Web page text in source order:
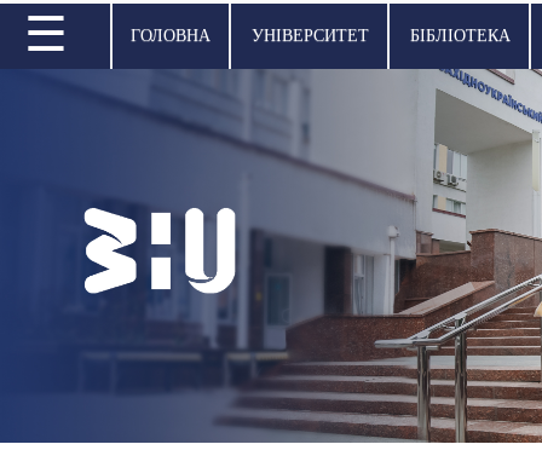
МІЖНАРОДНА ДІЯЛЬНІСТЬ
ВСТУПНА КАМПАНІЯ
БІБЛІОТЕКА
НОВИНИ
☰ ГОЛОВНА УНІВЕРСИТЕТ БІБЛІОТЕКА